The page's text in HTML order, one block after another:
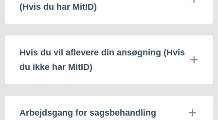
(Hvis du har MitID)
Hvis du vil aflevere din ansøgning (Hvis
du ikke har MitID)
Arbejdsgang for sagsbehandling